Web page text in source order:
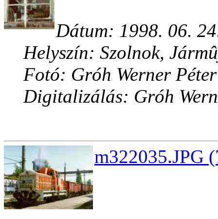
Dátum: 1998. 06.
Helyszín: Szolnok,
Fotó: Gróh Werner Péter
Digitalizálás: Gróh
m322035.JPG